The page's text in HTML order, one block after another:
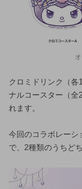
クロミドリンク（各
ナルコースター（全
れます。
今回のコラボレーシ
で、2種類のうちど